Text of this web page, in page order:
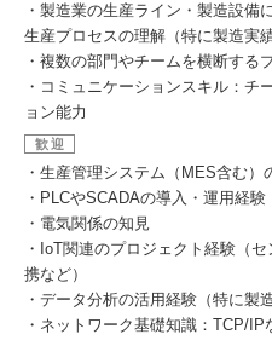
・製造業の生産ライン・製造設備
生産プロセスの理解（特に製造実
・複数の部門やチームを横断する
・コミュニケーションスキル：チ
ョン能力
歓迎
・生産管理システム（MES含む）
・PLCやSCADAの導入・運用経験
・電気関係の知見
・IoT関連のプロジェクト経験（
携など）
・データ分析の活用経験（特に製
・ネットワーク基礎知識：TCP/